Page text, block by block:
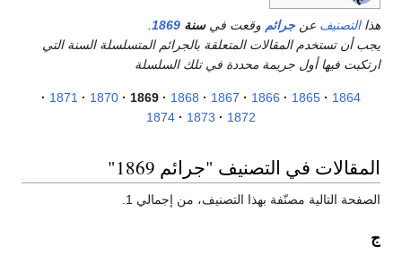
هذاالتصنيف عنجرائم وقعت فيسنة 1869
يجب أن تستخدم المقالات المتعلقة بالجرائم المتسلسلة السنة التي
ارتكبت فيها أول جريمة محددة في تلك السلسلة
1864
1865
1866
1867
1868
1869
1870
1871
1872
1873
1874
المقالات في التصنيف "جرائم 1869"
الصفحة التالية مصنّفة بهذا التصنيف، من إجمالي 1.
ج